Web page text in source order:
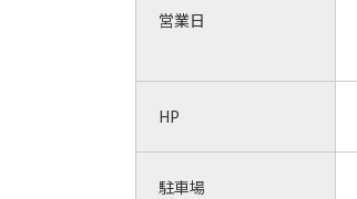
営業日
HP
駐車場